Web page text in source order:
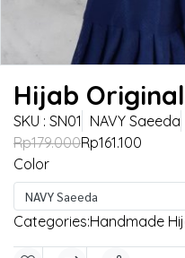
Hijab
SKU : SN01 NAVY Saeeda
Rp179.000Rp161.100
Color
NAVY Saeeda
Categories:Handmade